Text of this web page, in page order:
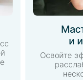
и
Освойте